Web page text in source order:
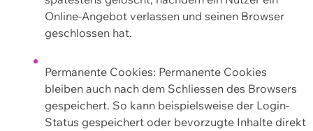
Online-Angebot verlassen und seinen Browser
geschlossen hat.
Permanente Cookies: Permanente Cookies
bleiben auch nach dem Schliessen des Browsers
gespeichert. So kann beispielsweise der Login-
Status gespeichert oder bevorzugte Inhalte direkt